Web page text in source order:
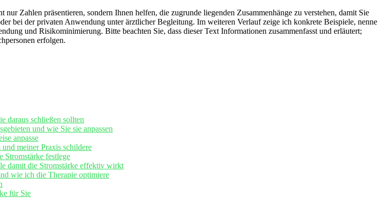
Zahlen präsentieren, sondern Ihnen helfen, die zugrunde liegenden Zusammenhänge zu verstehen, damit Sie
bei⁣ der privaten Anwendung unter ärztlicher Begleitung. Im weiteren⁣ Verlauf zeige ich konkrete Beispiele, nenne
und Risikominimierung. Bitte beachten Sie, dass dieser Text Informationen zusammenfasst und erläutert;
erfolgen.
daraus schließen sollten
und ⁢wie​ Sie sie anpassen
anpasse
meiner Praxis schildere
⁢Stromstärke festlege
damit die ⁤Stromstärke effektiv wirkt
wie ich die Therapie optimiere
für Sie